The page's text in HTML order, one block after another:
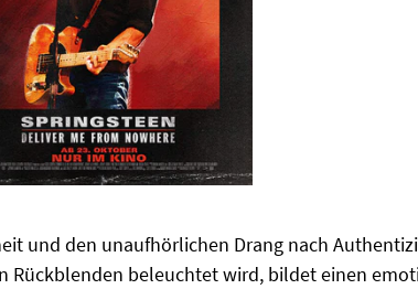
und den unaufhörlichen Drang nach
Rückblenden beleuchtet wird, bildet einen